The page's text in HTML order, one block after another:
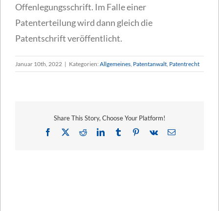
Offenlegungsschrift. Im Falle einer
Patenterteilung wird dann gleich die
Patentschrift veröffentlicht.
Januar 10th, 2022 | Kategorien: Allgemeines Patentanwalt Patentrecht
Share This Story, Choose Your Platform!
Facebook
X RedditLinkedInTumblrPinterest
Vk
E-